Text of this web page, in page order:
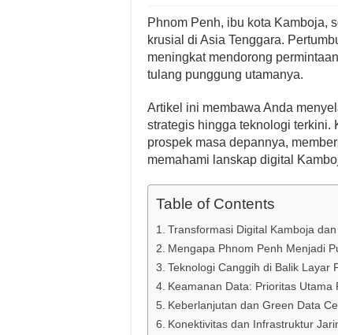
Phnom Penh, ibu kota Kamboja,
krusial di Asia Tenggara.
meningkat mendorong
tulang punggung utamanya.
Artikel ini membawa Anda
strategis hingga teknologi terkini.
prospek masa depannya,
memahami lanskap digital
Table of Contents
Transformasi Digital Kamboja
Mengapa Phnom Penh Menjadi
Teknologi Canggih di Balik Layar
Keamanan Data: Prioritas Utama
Keberlanjutan dan Green Data
Konektivitas dan Infrastruktur